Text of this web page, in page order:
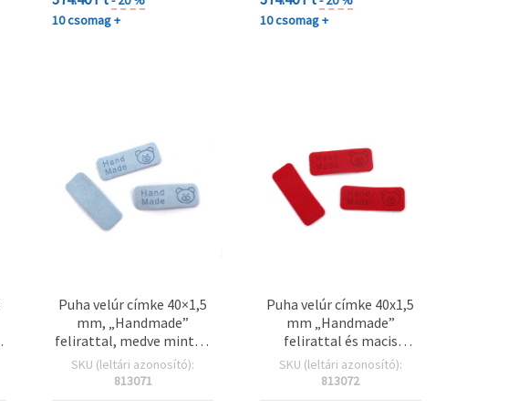
10 csomag +
10 csomag +
Puha velúr címke 40×1,5
mm, „Handmade”
felirattal, medve mintás,
világoskék - 10 db
SKU (leltári azonosító):
813071
Puha velúr címke 40x1,5
mm „Handmade”
felirattal és macis
mintával, piros – 10 db
SKU (leltári azonosító):
813072